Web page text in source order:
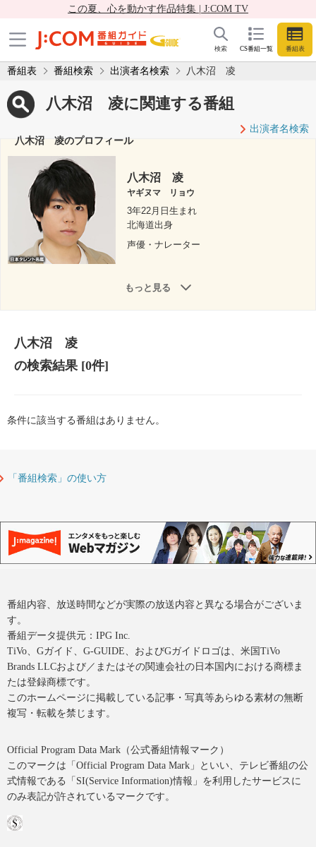
この夏、心を動かす作品特集 | J:COM TV
CS番組一覧 番組表
検索
番組表 番組検索 出演者名検索 八木沼 凌
八木沼 凌に関連する番組
出演者名検索
八木沼 凌のプロフィール
八木沼 凌
ヤギヌマ リョウ
3年22月日生まれ
北海道出身
声優・ナレーター
もっと見る
八木沼 凌
の検索結果[0件]
条件に該当する番組はありません。
「番組検索」の使い方
番組内容、放送時間などが実際の放送内容と異なる場合がございま
す。
番組データ提供元：IPG Inc.
TiVo、Gガイド、G-GUIDE、およびGガイドロゴは、米国TiVo
Brands LLCおよび／またはその関連会社の日本国内における商標ま
たは登録商標です。
このホームページに掲載している記事・写真等あらゆる素材の無断
複写・転載を禁じます。
Official Program Data Mark（公式番組情報マーク）
このマークは「Official Program Data Mark」といい、テレビ番組の公
式情報である「SI(Service Information)情報」を利用したサービスに
のみ表記が許されているマークです。